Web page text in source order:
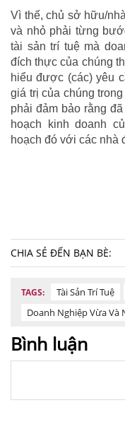
Vì thế, chủ sở hữu/
và nhỏ phải từng
tài sản trí tuệ mà
đích thực của chúng
hiểu được (các) yêu
giá trị của chúng
phải đảm bảo rằng
hoạch kinh doanh
hoạch đó với các nhà
CHIA SẺ ĐẾN BẠN BÈ:
TAGS: Tài Sản Trí Tuệ
Doanh Nghiệp Vừa Và
Bình luận